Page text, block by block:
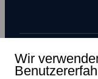
Wir